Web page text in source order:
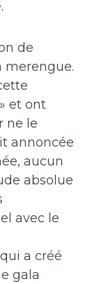
de
merengue.
et ont
ne le
annoncée
aucun
absolue
avec le
a créé
gala